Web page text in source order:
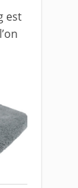
est